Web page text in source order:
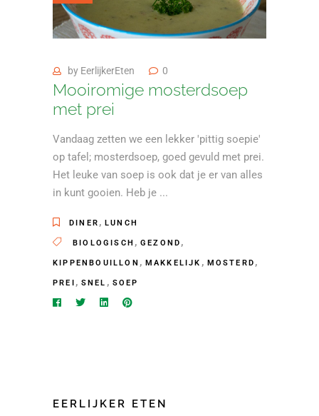
by EerlijkerEten 0
Mooiromige mosterdsoep
met prei
Vandaag zetten we een lekker 'pittig soepie'
op tafel; mosterdsoep, goed gevuld met prei.
Het leuke van soep is ook dat je er van alles
in kunt gooien. Heb je
DINER , LUNCH
BIOLOGISCH , GEZOND ,
KIPPENBOUILLON , MAKKELIJK , MOSTERD ,
PREI , SNEL , SOEP
EERLIJKER ETEN